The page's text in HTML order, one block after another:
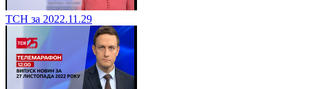
ТСН за 2022.11.29